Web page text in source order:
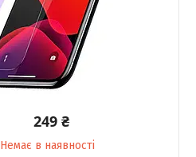
249 ₴
Немає в наявності